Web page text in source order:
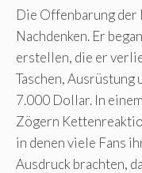
Die Offenbarung
Nachdenken. Er
erstellen, die er
Taschen,
7.000 Dollar. In
Zögern
in denen viele Fans
Ausdruck brachten,